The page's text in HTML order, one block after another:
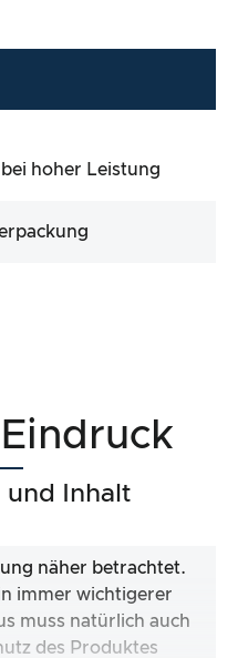
hoher Leistung
und Inhalt
näher betrachtet.
immer wichtigerer
muss natürlich auch
des Produktes